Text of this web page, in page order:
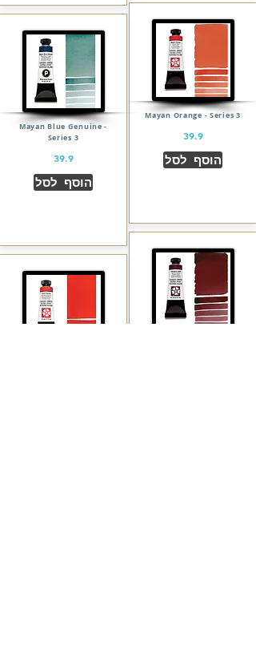
Mayan Orange - Series 3
39.9
הוסף לסל
Mayan Blue Genuine -
Series 3
39.9
הוסף לסל